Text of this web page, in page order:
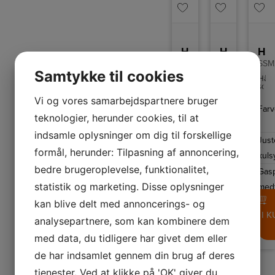
Hâws Falster Bord- og Paninigrill
Bord-
med
plader.
Sort/sølv
Effekt
W
Brændstof El
499,-
LÆG I KURV
Hâws Ledningsfri Minihakker
beholder.
Effekt
899,-
LÆG I
Samtykke til cookies
Vi og vores samarbejdspartnere bruger
teknologier, herunder cookies, til at
indsamle oplysninger om dig til forskellige
formål, herunder: Tilpasning af annoncering,
bedre brugeroplevelse, funktionalitet,
statistik og marketing. Disse oplysninger
kan blive delt med annoncerings- og
analysepartnere, som kan kombinere dem
med data, du tidligere har givet dem eller
de har indsamlet gennem din brug af deres
tjenester. Ved at klikke på 'OK' giver du